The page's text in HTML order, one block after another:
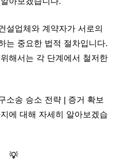
설업체와 계약자가 서로의
는 중요한 법적 절차입니다.
해서는 각 단계에서 철저한
소송 승소 전략 | 증거 확보
에 대해 자세히 알아보겠습
💡